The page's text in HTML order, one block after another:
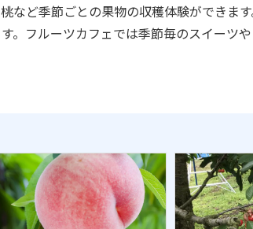
など季節ごとの果物の収穫体験ができま
フルーツカフェでは季節毎のスイーツ